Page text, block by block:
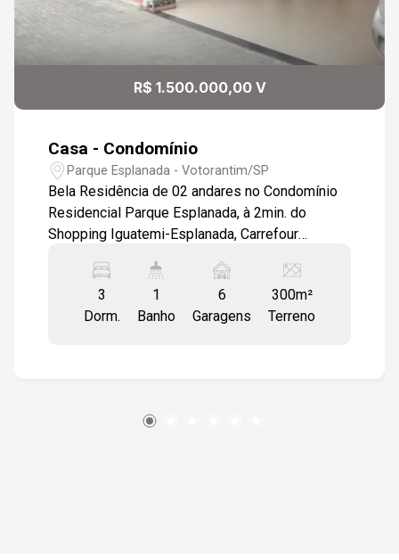
R$ 1.500.000,00 V
Casa - Condomínio
Parque Esplanada - Votorantim/SP
Bela Residência de 02 andares no Condomínio
Residencial Parque Esplanada, à 2min. do
Shopping Iguatemi-Esplanada, Carrefour
fácil acesso à Raposo Tavares. Vagas para 06
carros sendo 02 cobertos, Área de Lazer, Sala
de Estar e Jantar integrados, Lavabo, Cozinha
sendo dois com armários embutidos, 01
3
Dorm.
1
Banho
6
Garagens
300m²
Terreno